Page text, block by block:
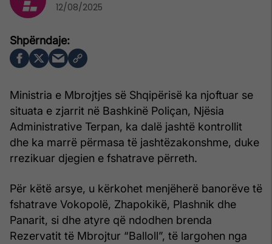
Ministria e Mbrojtjes së Shqipërisë ka njoftuar se
situata e zjarrit në Bashkinë Poliçan, Njësia
Administrative Terpan, ka dalë jashtë kontrollit
dhe ka marrë përmasa të jashtëzakonshme, duke
rrezikuar djegien e fshatrave përreth.
Për këtë arsye, u kërkohet menjëherë banorëve të
fshatrave Vokopolë, Zhapokikë, Plashnik dhe
Panarit, si dhe atyre që ndodhen brenda
Rezervatit të Mbrojtur “Balloll”, të largohen nga
12/08/2025